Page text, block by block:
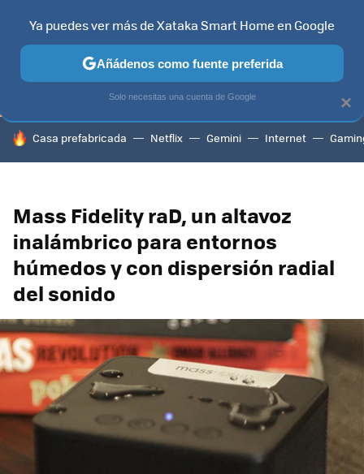
TELEVISORES CONTENIDOS SMART TV SELECCIÓN
HOY SE HABLA DE
Casa prefabricada Netflix Gemini Internet
Mass Fidelity raD, un altavoz
inalámbrico para entornos
húmedos y con dispersión radial
del sonido
×
Ya puedes ver más de Xataka Smart Home en Google
Añádenos como fuente preferida
Solo necesitas una cuenta de Google